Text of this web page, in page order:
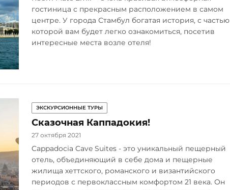
гостиница с прекрасным расположением в самом
центре. У города Стамбул богатая история, с частью
которой вам будет легко ознакомиться, посетив
интересные места возле отеля!
ЭКСКУРСИОННЫЕ ТУРЫ
Сказочная Каппадокия!
27 октября 2021
Cappadocia Cave Suites - это уникальный пещерный
отель, объединяющий в себе дома и пещерные
жилища хеттского, романского и византийского
периодов с первоклассным комфортом 21 века. Он